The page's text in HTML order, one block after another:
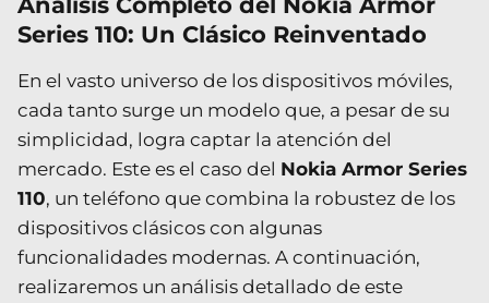
Series 110: Un Clásico Reinventado
En el vasto universo de los dispositivos móviles,
cada tanto surge un modelo que, a pesar de su
simplicidad, logra captar la atención del
mercado. Este es el caso del Nokia Armor Series
110, un teléfono que combina la robustez de los
dispositivos clásicos con algunas
funcionalidades modernas. A continuación,
realizaremos un análisis detallado de este